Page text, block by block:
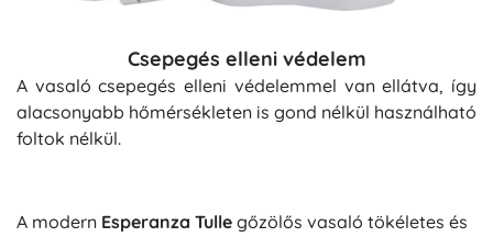
Csepegés elleni védelem
A vasaló csepegés elleni védelemmel van ellátva, így
alacsonyabb hőmérsékleten is gond nélkül használható
foltok nélkül.
A modern Esperanza Tulle gőzölős vasaló tökéletes és